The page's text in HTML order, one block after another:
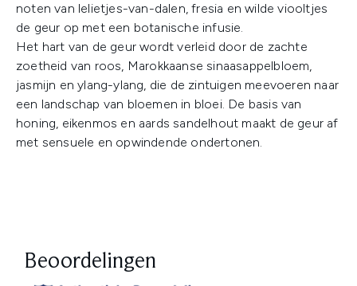
noten van lelietjes-van-dalen, fresia en wilde viooltjes
de geur op met een botanische infusie.
Het hart van de geur wordt verleid door de zachte
zoetheid van roos, Marokkaanse sinaasappelbloem,
jasmijn en ylang-ylang, die de zintuigen meevoeren naar
een landschap van bloemen in bloei. De basis van
honing, eikenmos en aards sandelhout maakt de geur af
met sensuele en opwindende ondertonen.